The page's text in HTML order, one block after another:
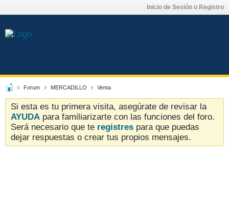
Inicio de Sesión o Registro
Forum MERCADILLO Venta
Si esta es tu primera visita, asegúrate de revisar la
AYUDA para familiarizarte con las funciones del foro.
Será necesario que te registres para que puedas
dejar respuestas o crear tus propios mensajes.